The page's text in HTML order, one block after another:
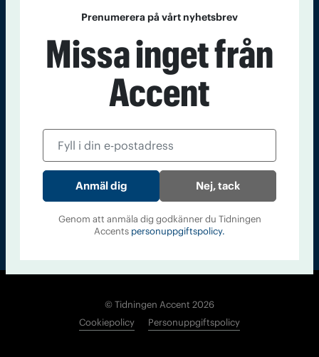
Kontakt Om Tidningen Tidningsarkiv In English
Läs tidigare
Accent
© Tidningen Accent 2026
Cookiepolicy
Personuppgiftspolicy
Prenumerera på vårt nyhetsbrev
Missa inget från
Accent
Nej, tack
Genom att anmäla dig godkänner du Tidningen
Accents personuppgiftspolicy.